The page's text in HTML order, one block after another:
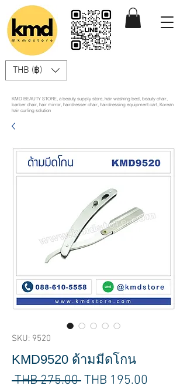
THB (฿)
KMD BEAUTY STORE, a beauty supply store, hair washing bed, beauty chair,
barber chair, hair mirror, hairdresser chair, hairdressing equipment cart, Korean
hair curling solution
SKU: 9520
KMD9520 ด้ามมีดโกน
THB 275.00 Regular
THB 195.00